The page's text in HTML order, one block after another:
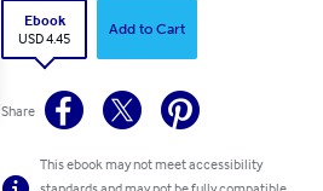
Ebook
USD 4.45
Add to Cart
Share
This ebook may not meet accessibility